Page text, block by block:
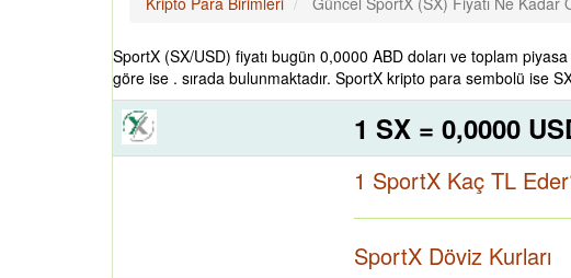
SportX (SX/USD) fiyatı bugün 0,0000 ABD doları ve toplam
göre ise . sırada bulunmaktadır. SportX kripto para sembolü ise
1 SX = 0,0000
1 SportX Kaç TL
SportX Döviz Kurları